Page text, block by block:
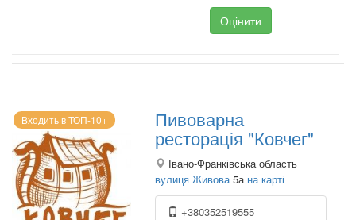
Оцінити
Входить в ТОП-10+ Пивоварна
ресторація "Ковчег"
Івано-Франківська область
вулиця Живова 5а на карті
+380352519555